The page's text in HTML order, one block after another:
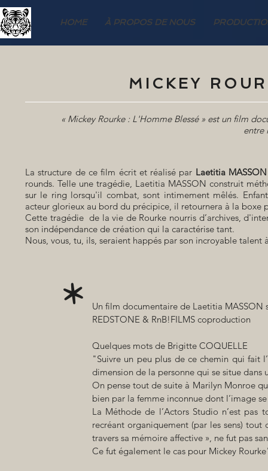
HOME À PROPOS DE NOUS
MICKEY
« Mickey Rourke : L'Homme Blessé » est un film
entre
La structure de ce film écrit et réalisé par Laetitia MASSON
rounds. Telle une tragédie, Laetitia MASSON construit
sur le ring lorsqu'il combat, sont intimement mêlés.
acteur glorieux au bord du précipice, il retournera à la boxe
Cette tragédie de la vie de Rourke nourris d’archives,
son indépendance de création qui la caractérise tant.
Nous, vous, tu, ils, seraient happés par son incroyable
*
Un film documentaire de Laetitia MASSON
REDSTONE & RnB!FILMS coproduction
Quelques mots de Brigitte COQUELLE
"Suivre un peu plus de ce chemin qui fait
dimension de la personne qui se situe dans
On pense tout de suite à Marilyn Monroe
bien par la femme inconnue dont l’image
La Méthode de l’Actors Studio n’est pas
recréant organiquement (par les sens)
travers sa mémoire affective », ne fut pas
Ce fut également le cas pour Mickey